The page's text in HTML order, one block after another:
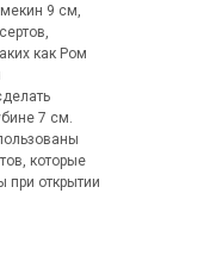
9 см,
как Ром
7 см.
которые
при открытии